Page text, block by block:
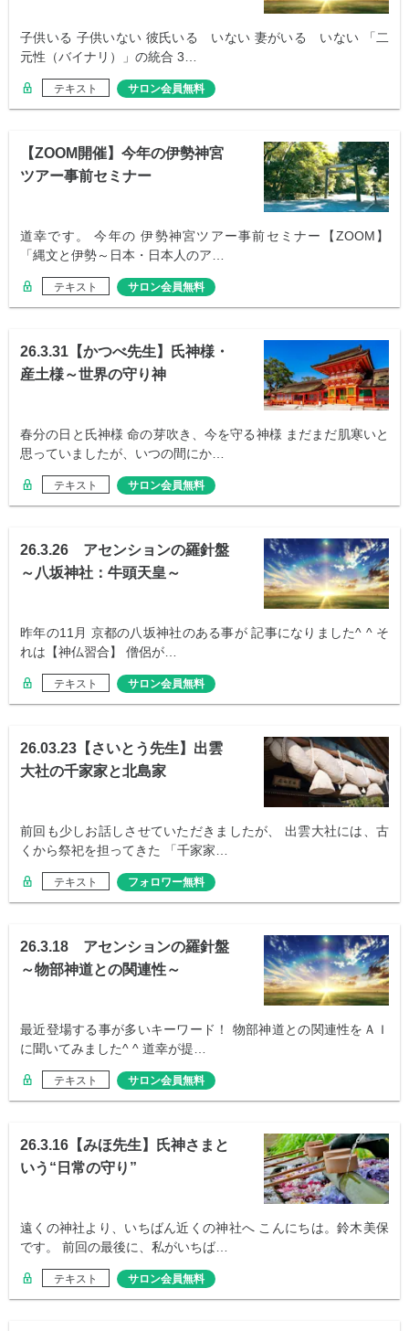
子供いる 子供いない 彼氏いる いない 妻がいる いない 「二
元性（バイナリ）」の統合 3…
テキスト サロン会員無料
【ZOOM開催】今年の伊勢神宮
ツアー事前セミナー
道幸です。 今年の 伊勢神宮ツアー事前セミナー【ZOOM】
「縄文と伊勢～日本・日本人のア…
テキスト サロン会員無料
26.3.31【かつべ先生】氏神様・
産土様～世界の守り神
春分の日と氏神様 命の芽吹き、今を守る神様 まだまだ肌寒いと
思っていましたが、いつの間にか…
テキスト サロン会員無料
26.3.26 アセンションの羅針盤
～八坂神社：牛頭天皇～
昨年の11月 京都の八坂神社のある事が 記事になりました^ ^ そ
れは【神仏習合】 僧侶が…
テキスト サロン会員無料
26.03.23【さいとう先生】出雲
大社の千家家と北島家
前回も少しお話しさせていただきましたが、 出雲大社には、古
くから祭祀を担ってきた 「千家家…
テキスト フォロワー無料
26.3.18 アセンションの羅針盤
～物部神道との関連性～
最近登場する事が多いキーワード！ 物部神道との関連性をＡＩ
に聞いてみました^ ^ 道幸が提…
テキスト サロン会員無料
26.3.16【みほ先生】氏神さまと
いう“日常の守り”
遠くの神社より、いちばん近くの神社へ こんにちは。鈴木美保
です。 前回の最後に、私がいちば…
テキスト サロン会員無料